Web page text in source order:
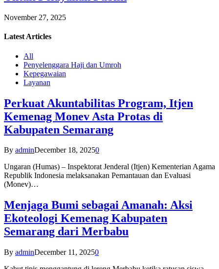
November 27, 2025
Latest Articles
All
Penyelenggara Haji dan Umroh
Kepegawaian
Layanan
Perkuat Akuntabilitas Program, Itjen
Kemenag Monev Asta Protas di
Kabupaten Semarang
By adminDecember 18, 20250
Ungaran (Humas) – Inspektorat Jenderal (Itjen) Kementerian Agama
Republik Indonesia melaksanakan Pemantauan dan Evaluasi
(Monev)…
Menjaga Bumi sebagai Amanah: Aksi
Ekoteologi Kemenag Kabupaten
Semarang dari Merbabu
By adminDecember 11, 20250